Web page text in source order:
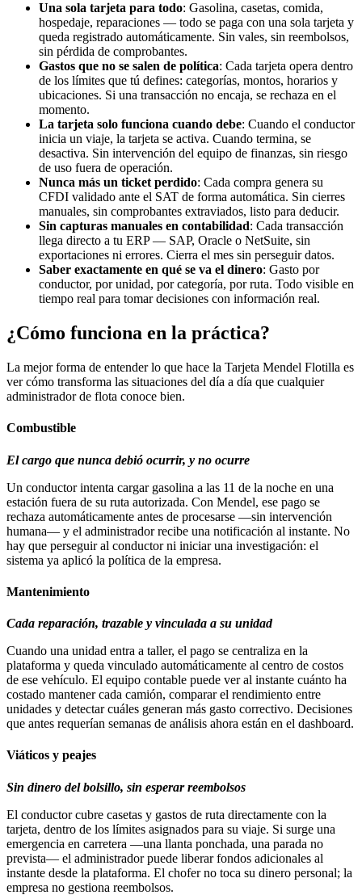
Una sola tarjeta para todo: Gasolina, casetas, comida,
hospedaje, reparaciones — todo se paga con una sola tarjeta y
queda registrado automáticamente. Sin vales, sin reembolsos,
sin pérdida de comprobantes.
Gastos que no se salen de política: Cada tarjeta opera dentro
de los límites que tú defines: categorías, montos, horarios y
ubicaciones. Si una transacción no encaja, se rechaza en el
momento.
La tarjeta solo funciona cuando debe: Cuando el conductor
inicia un viaje, la tarjeta se activa. Cuando termina, se
desactiva. Sin intervención del equipo de finanzas, sin riesgo
de uso fuera de operación.
Nunca más un ticket perdido: Cada compra genera su
CFDI validado ante el SAT de forma automática. Sin cierres
manuales, sin comprobantes extraviados, listo para deducir.
Sin capturas manuales en contabilidad: Cada transacción
llega directo a tu ERP — SAP, Oracle o NetSuite, sin
exportaciones ni errores. Cierra el mes sin perseguir datos.
Saber exactamente en qué se va el dinero: Gasto por
conductor, por unidad, por categoría, por ruta. Todo visible en
tiempo real para tomar decisiones con información real.
¿Cómo funciona en la práctica?
La mejor forma de entender lo que hace la Tarjeta Mendel Flotilla es
ver cómo transforma las situaciones del día a día que cualquier
administrador de flota conoce bien.
Combustible
El cargo que nunca debió ocurrir, y no ocurre
Un conductor intenta cargar gasolina a las 11 de la noche en una
estación fuera de su ruta autorizada. Con Mendel, ese pago se
rechaza automáticamente antes de procesarse —sin intervención
humana— y el administrador recibe una notificación al instante. No
hay que perseguir al conductor ni iniciar una investigación: el
sistema ya aplicó la política de la empresa.
Mantenimiento
Cada reparación, trazable y vinculada a su unidad
Cuando una unidad entra a taller, el pago se centraliza en la
plataforma y queda vinculado automáticamente al centro de costos
de ese vehículo. El equipo contable puede ver al instante cuánto ha
costado mantener cada camión, comparar el rendimiento entre
unidades y detectar cuáles generan más gasto correctivo. Decisiones
que antes requerían semanas de análisis ahora están en el dashboard.
Viáticos y peajes
Sin dinero del bolsillo, sin esperar reembolsos
El conductor cubre casetas y gastos de ruta directamente con la
tarjeta, dentro de los límites asignados para su viaje. Si surge una
emergencia en carretera —una llanta ponchada, una parada no
prevista— el administrador puede liberar fondos adicionales al
instante desde la plataforma. El chofer no toca su dinero personal; la
empresa no gestiona reembolsos.